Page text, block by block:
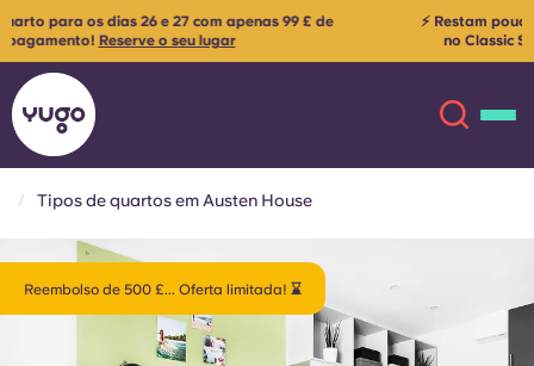
Sobre
LocalizaçõesEnglish (US)
⚡ Restam poucas vagas — resgate o seu reembolso de 500 £
no Classic Studio para os dias 26 e 27! Utilize o código:
AUSTENSTUDIO500Aplicam-se os termos e condições
mais
Tipos de quartos em Austen House
Reembolso de 500 £... Oferta limitada! ⌛